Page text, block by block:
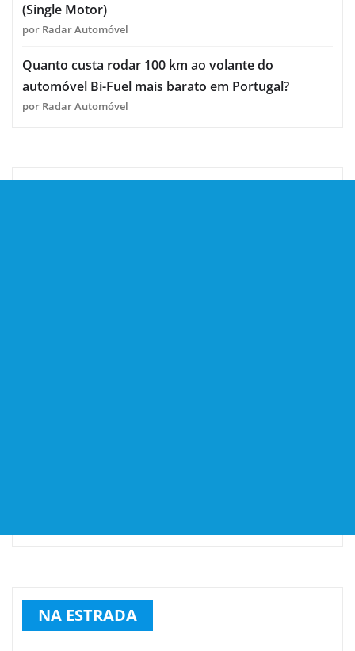
(Single Motor)
por Radar Automóvel
Quanto custa rodar 100 km ao volante do
automóvel Bi-Fuel mais barato em Portugal?
por Radar Automóvel
NA ESTRADA